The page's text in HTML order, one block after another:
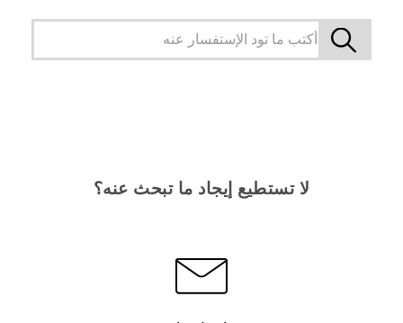
لا تستطيع إيجاد ما تبحث عنه؟